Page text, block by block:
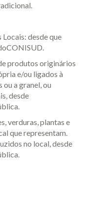
desde que
produtos originários
e/ou ligados à
a granel, ou
desde
verduras, plantas e
que representam.
no local, desde